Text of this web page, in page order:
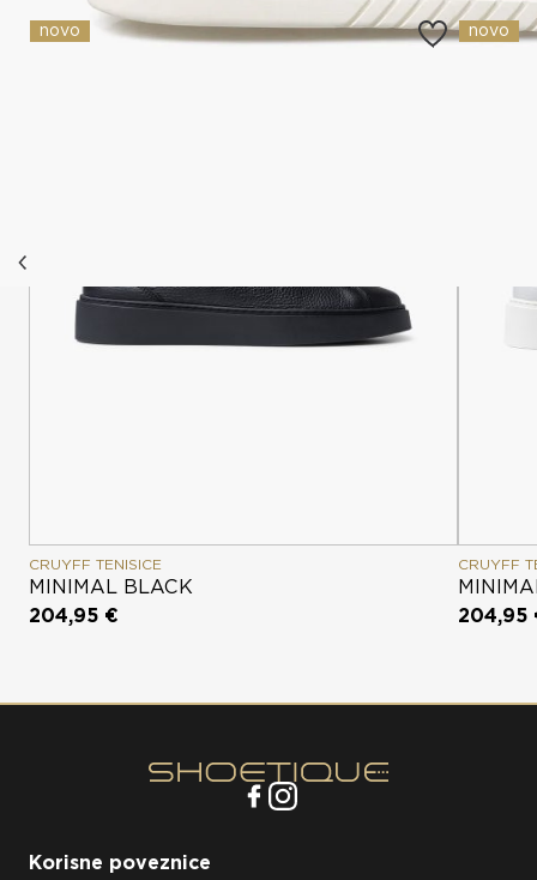
novo
CRUYFF TENISICE
MINIMAL BLACK
204,95 €
novo
CRUYFF
204,95
Korisne poveznice